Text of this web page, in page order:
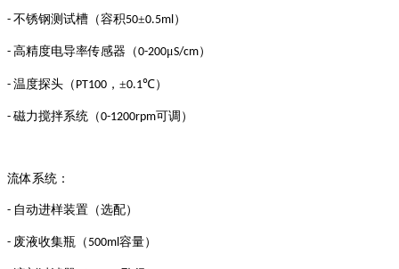
- 不锈钢测试槽（容积50±0.5ml ）
- 高精度电导率传感器（0-200μS/cm）
- 温度探头（ PT100 ，±0.1℃）
- 磁力搅拌系统（0-1200rpm可调）
流体系统：
- 自动进样装置（选配）
- 废液收集瓶（ 500ml 容量）